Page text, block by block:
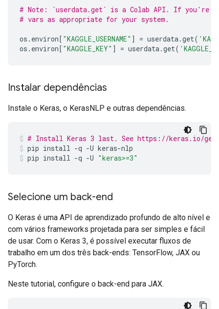
# Note: `userdata.get` is a Colab API. If you're
# vars as appropriate for your system.
os . environ[ "KAGGLE_USERNAME" ] = userdata.get(
os . environ[ "KAGGLE_KEY" ] = userdata.get(
Instalar dependências
Instale o Keras, o KerasNLP e outras dependências.
# Install Keras 3 last. See https://keras.io/
pip install -q -U keras-nlp
pip install -q -U "keras>=3"
Selecione um back-end
O Keras é uma API de aprendizado profundo de alto nível e
com vários frameworks projetada para ser simples e fácil
de usar. Com o Keras 3, é possível executar fluxos de
trabalho em um dos três back-ends: TensorFlow, JAX ou
PyTorch.
Neste tutorial, configure o back-end para JAX.